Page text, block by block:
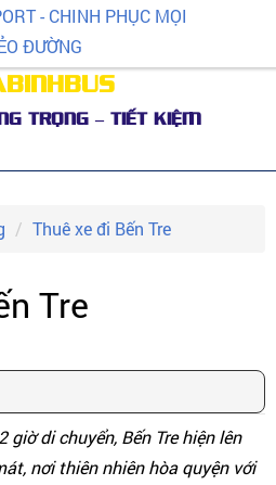
TRỌNG – TIẾT KIỆM
Thuê xe đi Bến Tre
Tre
giờ di chuyển, Bến Tre hiện lên
nơi thiên nhiên hòa quyện với